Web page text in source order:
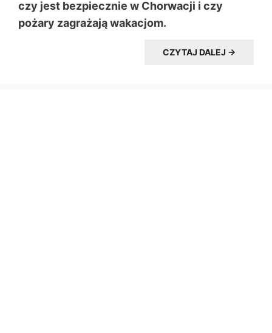
czy jest bezpiecznie w Chorwacji i czy
pożary zagrażają wakacjom.
CZYTAJ DALEJ →